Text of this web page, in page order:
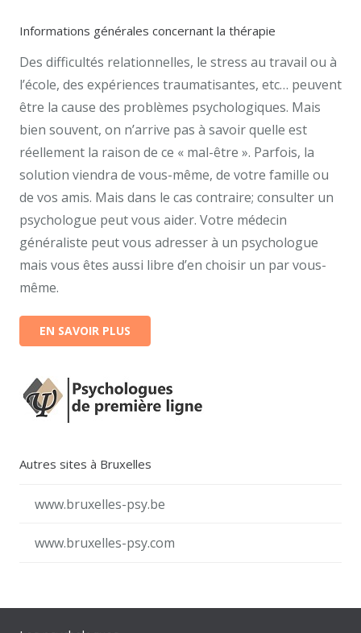
Informations générales concernant la thérapie
Des difficultés relationnelles, le stress au travail ou à
l’école, des expériences traumatisantes, etc… peuvent
être la cause des problèmes psychologiques. Mais
bien souvent, on n’arrive pas à savoir quelle est
réellement la raison de ce « mal-être ». Parfois, la
solution viendra de vous-même, de votre famille ou
de vos amis. Mais dans le cas contraire; consulter un
psychologue peut vous aider. Votre médecin
généraliste peut vous adresser à un psychologue
mais vous êtes aussi libre d’en choisir un par vous-
même.
EN SAVOIR PLUS
Autres sites à Bruxelles
www.bruxelles-psy.be
www.bruxelles-psy.com